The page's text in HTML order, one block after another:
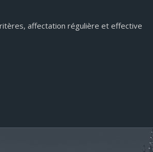
affectation régulière et effective